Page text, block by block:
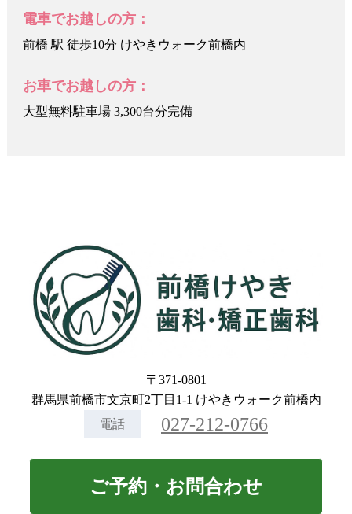
電車でお越しの方：
前橋 駅 徒歩10分 けやきウォーク前橋内
お車でお越しの方：
大型無料駐車場 3,300台分完備
〒371-0801
群馬県前橋市文京町2丁目1-1 けやきウォーク前橋内
電話
027-212-0766
ご予約・お問合わせ